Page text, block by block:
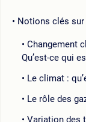
Notions clés
Changement
Qu’est-ce qui
Le climat :
Le rôle des
Variation des